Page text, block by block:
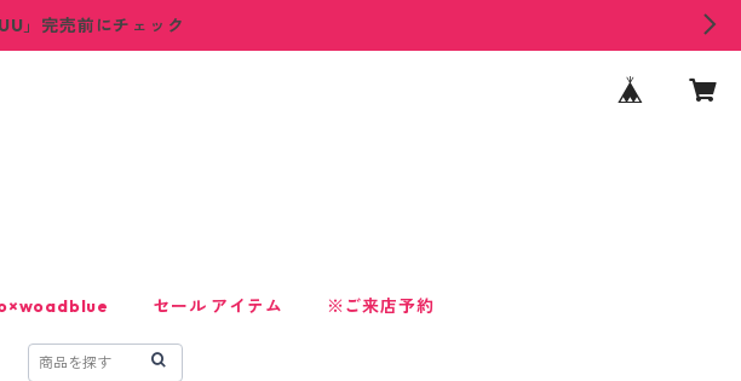
」完売前にチェック
セール アイテム ※ご来店予約